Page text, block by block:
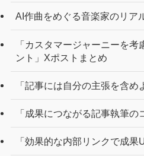
AI作曲をめぐる音楽家のリア
「カスタマージャーニーを
ント」Xポストまとめ
「記事には自分の主張を含
「成果につながる記事執筆
「効果的な内部リンクで成